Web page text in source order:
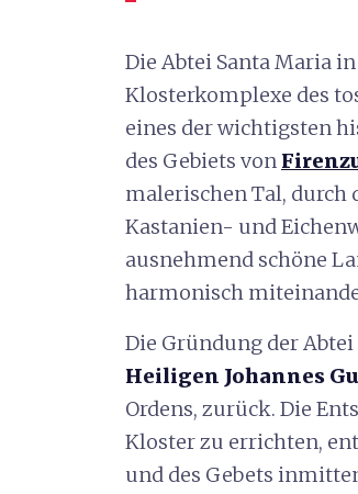
Die Abtei Santa Maria
Klosterkomplexe des
eines der wichtigsten
des Gebiets von
malerischen Tal, durch
Kastanien- und
ausnehmend schöne
harmonisch
Die Gründung der Abtei
Heiligen Johannes
Ordens, zurück. Die
Kloster zu errichten,
und des Gebets